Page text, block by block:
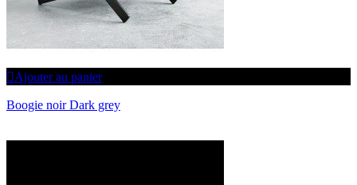
Ajouter au panier
Boogie noir Dark grey